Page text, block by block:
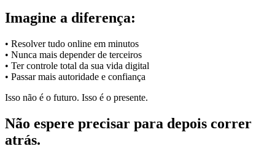
Imagine a diferença:
• Resolver tudo online em minutos
• Nunca mais depender de terceiros
• Ter controle total da sua vida digital
• Passar mais autoridade e confiança
Isso não é o futuro. Isso é o presente.
Não espere precisar para depois correr
atrás.